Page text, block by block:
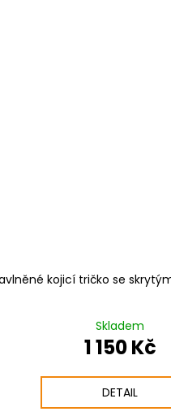
kojicí tričko se
Skladem
1 150 Kč
DETAIL